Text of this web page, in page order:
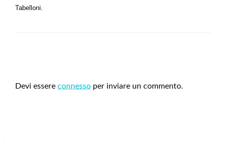
Tabelloni.
Devi essere connesso per inviare un commento.